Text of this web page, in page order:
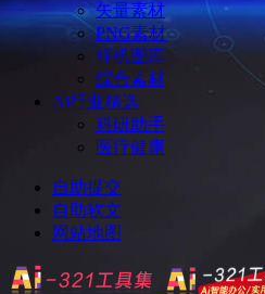
矢量素材
PNG素材
样机图库
综合素材
Ai行业精选
科研助手
医疗健康
自助提交
自助软文
网站地图